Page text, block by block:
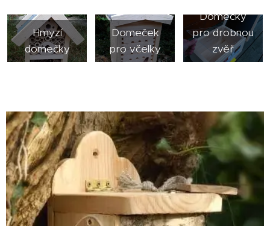
Hmyzí
domečky
Domeček
pro včelky
Domečky
pro drobnou
zvěř